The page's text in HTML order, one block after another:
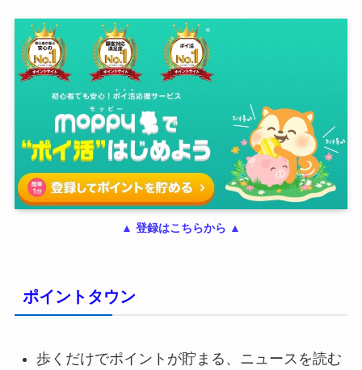
▲ 登録はこちらから ▲
ポイントタウン
歩くだけでポイントが貯まる、ニュースを読む